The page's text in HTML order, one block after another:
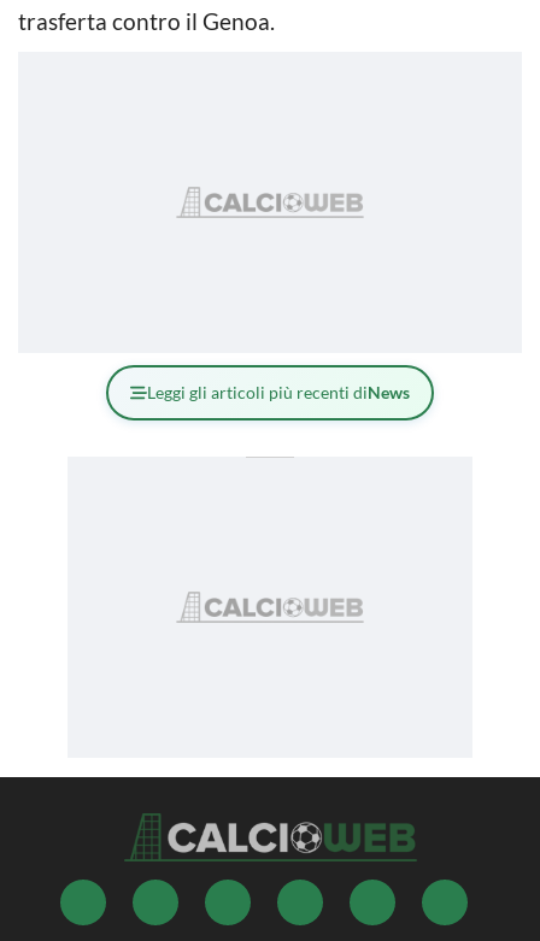
trasferta contro il Genoa.
Leggi gli articoli più recenti diNews